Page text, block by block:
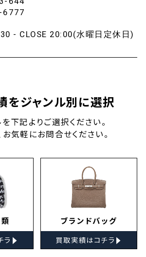
- CLOSE 20:00(水曜日定休日)
をジャンル別に選択
下記よりご選択ください。
お気軽にお問合せください。
ラ ▸
ブランドバッグ
買取実績はコチラ ▸